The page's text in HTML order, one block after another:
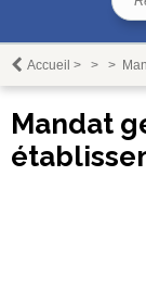
Accueil > > >
Mandat